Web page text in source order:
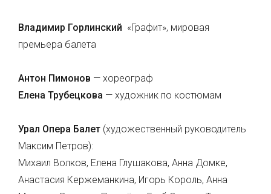
Владимир Горлинский «Графит», мировая
премьера балета
Антон Пимонов — хореограф
Елена Трубецкова — художник по костюмам
Урал Опера Балет (художественный руководитель
Максим Петров):
Михаил Волков, Елена Глушакова, Анна Домке,
Анастасия Кержеманкина, Игорь Король, Анна